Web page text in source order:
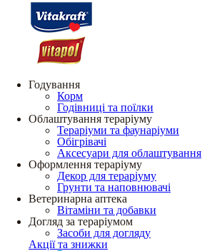
Годування
Корм
Годівниці та поїлки
Облаштування тераріуму
Тераріуми та фаунаріуми
Обігрівачі
Аксесуари для облаштування
Оформлення тераріуму
Декор для тераріуму
Грунти та наповнювачі
Ветеринарна аптека
Вітаміни та добавки
Догляд за тераріумом
Засоби для догляду
Акції та знижки